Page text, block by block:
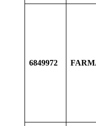
6849972